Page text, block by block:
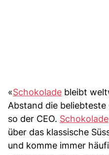
«Schokolade bleibt
Abstand die
so der CEO. Schokolade
über das klassische
und komme immer